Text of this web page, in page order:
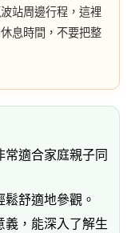
站周邊行程，這裡
息時間，不要把整
常適合家庭親子同
舒適地參觀。
，能深入了解生